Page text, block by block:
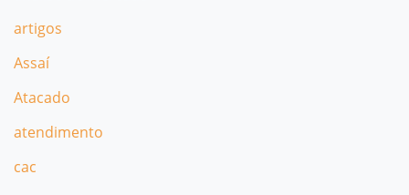
artigos
Assaí
Atacado
atendimento
cac